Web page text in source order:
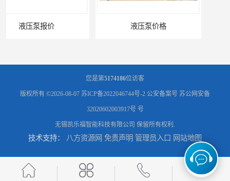
液压泵价格 液压泵
柱塞泵价格 液压泵报价
您是第5174186位访客
版权所有 ©2026-08-07 苏ICP备2022046744号-2 公安备案号 苏公网安备
32020602003917号 号
无锡凯乐福智能科技有限公司 保留所有权利.
技术支持： 八方资源网 免责声明 管理员入口 网站地图